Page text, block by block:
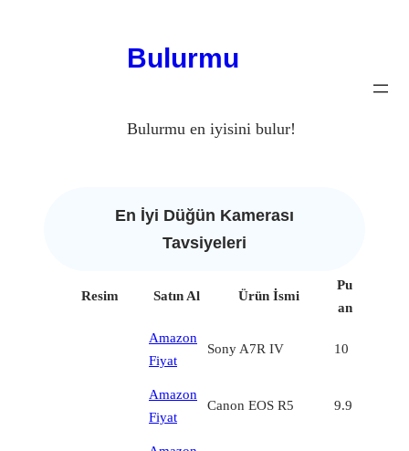
Bulurmu
Bulurmu en iyisini bulur!
En İyi Düğün Kamerası
Tavsiyeleri
Resim Satın Al Ürün İsmi
Pu
an
Amazon
Fiyat
Sony A7R IV 10
Amazon
Fiyat
Canon EOS R5 9.9